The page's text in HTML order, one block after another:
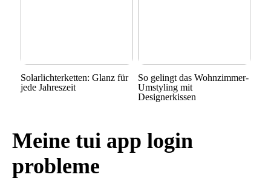
Solarlichterketten: Glanz für
jede Jahreszeit
So gelingt das Wohnzimmer-
Umstyling mit
Designerkissen
Meine tui app login
probleme